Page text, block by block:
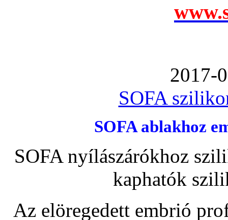
2017-
SOFA
SOFA ablakhoz
SOFA nyílászárókhoz
kaphatók
Az elöregedett embrió